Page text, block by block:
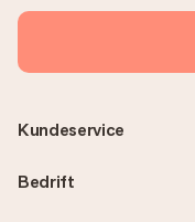
Kundeservice
Bedrift